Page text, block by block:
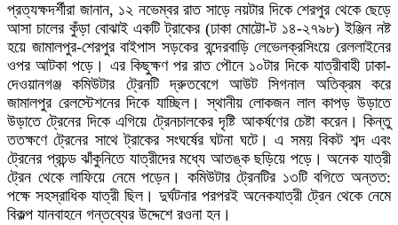
প্রত্যক্ষদর্শীরা জানান, ১২ নভেম্বর রাত সাড়ে নয়টার দিকে শেরপুর থেকে ছেড়ে
আসা চালের কুঁড়া বোঝাই একটি ট্রাকের (ঢাকা মোট্টো-ট ১৪-২৭৯৮) ইঞ্জিন নষ্ট
হয়ে জামালপুর-শেরপুর বাইপাস সড়কের বন্দেরবাড়ি লেভেলক্রসিংয়ে রেললাইনের
ওপর আটকা পড়ে। এর কিছুক্ষণ পর রাত পৌনে ১০টার দিকে যাত্রীবাহী ঢাকা-
দেওয়ানগঞ্জ কমিউটার ট্রেনটি দ্রুতবেগে আউট সিগনাল অতিক্রম করে
জামালপুর রেলস্টেশনের দিকে যাচ্ছিল। স্থানীয় লোকজন লাল কাপড় উড়াতে
উড়াতে ট্রেনের দিকে এগিয়ে ট্রেনচালকের দৃষ্টি আকর্ষণের চেষ্টা করেন। কিন্তু
ততক্ষণে ট্রেনের সাথে ট্রাকের সংঘর্ষের ঘটনা ঘটে। এ সময় বিকট শব্দ এবং
ট্রেনের প্রচন্ড ঝাঁকুনিতে যাত্রীদের মধ্যে আতঙ্ক ছড়িয়ে পড়ে। অনেক যাত্রী
ট্রেন থেকে লাফিয়ে নেমে পড়েন। কমিউটার ট্রেনটির ১৩টি বগিতে অন্তত:
পক্ষে সহস্রাধিক যাত্রী ছিল। দুর্ঘটনার পরপরই অনেকযাত্রী ট্রেন থেকে নেমে
বিকল্প যানবাহনে গন্তব্যের উদ্দেশে রওনা হন।